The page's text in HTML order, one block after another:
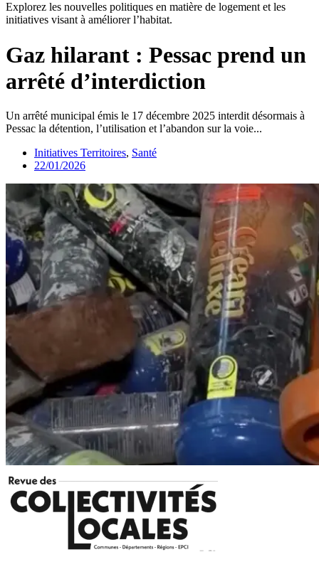
Explorez les nouvelles politiques en matière de logement et les
initiatives visant à améliorer l’habitat.
Gaz hilarant : Pessac prend un
arrêté d’interdiction
Un arrêté municipal émis le 17 décembre 2025 interdit désormais à
Pessac la détention, l’utilisation et l’abandon sur la voie...
Initiatives Territoires, Santé
22/01/2026